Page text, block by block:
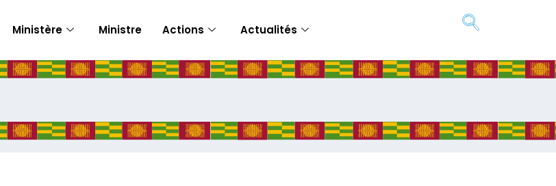
Ministère Ministre Actions Actualités